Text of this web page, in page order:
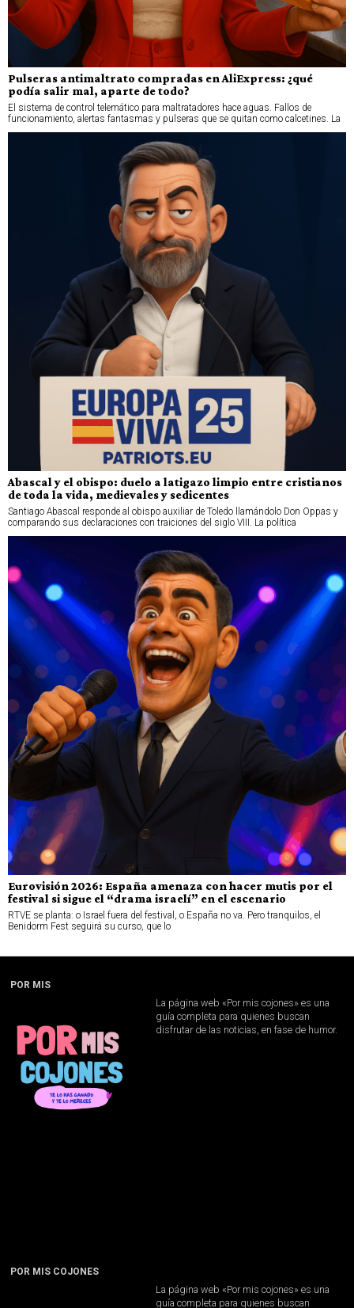
Pulseras antimaltrato compradas en AliExpress: ¿qué
podía salir mal, aparte de todo?
El sistema de control telemático para maltratadores hace aguas. Fallos de
funcionamiento, alertas fantasmas y pulseras que se quitan como calcetines. La
Abascal y el obispo: duelo a latigazo limpio entre cristianos
de toda la vida, medievales y sedicentes
Santiago Abascal responde al obispo auxiliar de Toledo llamándolo Don Oppas y
comparando sus declaraciones con traiciones del siglo VIII. La política
Eurovisión 2026: España amenaza con hacer mutis por el
festival si sigue el “drama israelí” en el escenario
RTVE se planta: o Israel fuera del festival, o España no va. Pero tranquilos, el
Benidorm Fest seguirá su curso, que lo
POR MIS
La página web «Por mis cojones» es una
guía completa para quienes buscan
disfrutar de las noticias, en fase de humor.
POR MIS COJONES
La página web «Por mis cojones» es una
guía completa para quienes buscan